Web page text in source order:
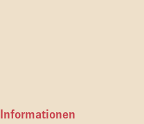
Informationen